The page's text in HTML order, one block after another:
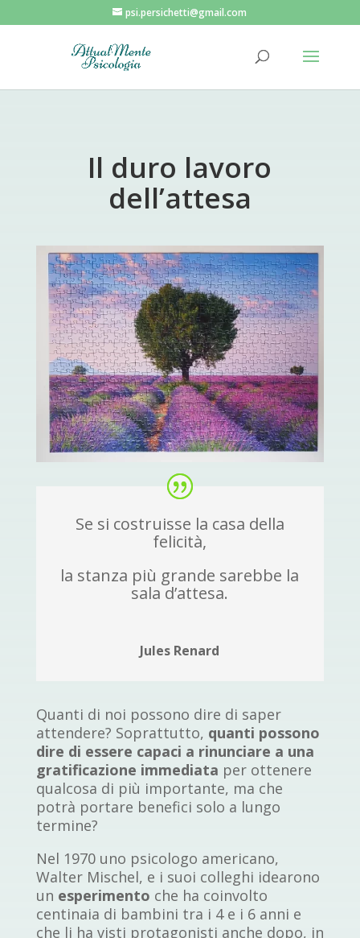
psi.persichetti@gmail.com
Il duro lavoro
dell’attesa
Se si costruisse la casa della
felicità,
la stanza più grande sarebbe la
sala d’attesa.
Jules Renard
Quanti di noi possono dire di saper
attendere? Soprattutto, quanti possono
dire di essere capaci a rinunciare a una
gratificazione immediata per ottenere
qualcosa di più importante, ma che
potrà portare benefici solo a lungo
termine?
Nel 1970 uno psicologo americano,
Walter Mischel, e i suoi colleghi idearono
un esperimento che ha coinvolto
centinaia di bambini tra i 4 e i 6 anni e
che li ha visti protagonisti anche dopo, in